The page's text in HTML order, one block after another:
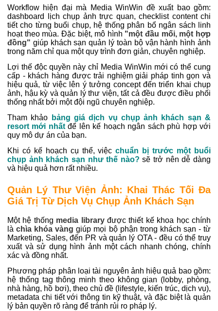
Workflow hiện đại mà Media WinWin đề xuất bao gồm:
dashboard lịch chụp ảnh trực quan, checklist content chi
tiết cho từng buổi chụp, hệ thống phân bổ ngân sách linh
hoạt theo mùa. Đặc biệt, mô hình "một đầu mối, một hợp
đồng" giúp khách sạn quản lý toàn bộ vận hành hình ảnh
trong năm chỉ qua một quy trình đơn giản, chuyên nghiệp.
Lợi thế độc quyền này chỉ Media WinWin mới có thể cung
cấp - khách hàng được trải nghiệm giải pháp tinh gọn và
hiệu quả, từ việc lên ý tưởng concept đến triển khai chụp
ảnh, hậu kỳ và quản lý thư viện, tất cả đều được điều phối
thống nhất bởi một đội ngũ chuyên nghiệp.
Tham khảo
bảng giá dịch vụ chụp ảnh khách sạn &
resort mới nhấtđể lên kế hoạch ngân sách phù hợp với
quy mô dự án của bạn.
Khi có kế hoạch cụ thể, việc chuẩn bị trước một buổi
chụp ảnh khách sạn như thế nào? sẽ trở nên dễ dàng
và hiệu quả hơn rất nhiều.
Quản Lý Thư Viện Ảnh: Khai Thác Tối Đa
Giá Trị Từ Dịch Vụ Chụp Ảnh Khách Sạn
Một hệ thống media libraryđược thiết kế khoa học chính
làchìa khóa vàng giúp mọi bộ phận trong khách sạn - từ
Marketing, Sales, đến PR và quản lý OTA - đều có thể truy
xuất và sử dụng hình ảnh một cách nhanh chóng, chính
xác và đồng nhất.
Phương pháp phân loại tài nguyên ảnh hiệu quả bao gồm:
hệ thống tag thông minh theo không gian (lobby, phòng,
nhà hàng, hồ bơi), theo chủ đề (lifestyle, kiến trúc, dịch vụ),
metadata chi tiết với thông tin kỹ thuật, và đặc biệt là quản
lý bản quyền rõ ràng để tránh rủi ro pháp lý.